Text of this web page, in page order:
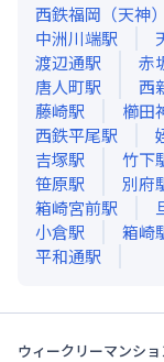
西鉄福岡（天神）
中洲川端駅
渡辺通駅 赤
唐人町駅 西
藤崎駅 櫛田
西鉄平尾駅
吉塚駅 竹下
笹原駅 別府
箱崎宮前駅
小倉駅 箱崎
平和通駅
ウィークリーマンシ